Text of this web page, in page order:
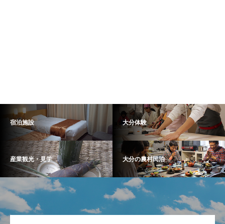
宿泊施設 大分体験
産業観光・見学 大分の農村民泊